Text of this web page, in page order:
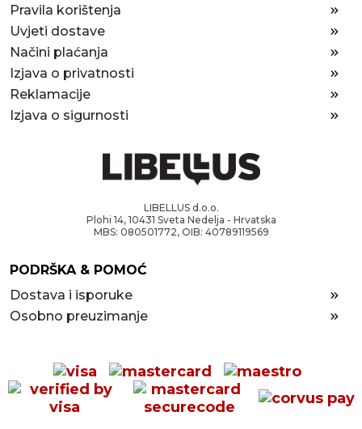
Pravila korištenja
Uvjeti dostave
Načini plaćanja
Izjava o privatnosti
Reklamacije
Izjava o sigurnosti
LIBELLUS d.o.o.
Plohi 14, 10431 Sveta Nedelja - Hrvatska
MBS: 080501772, OIB: 40789119569
PODRŠKA & POMOĆ
Dostava i isporuke
Osobno preuzimanje